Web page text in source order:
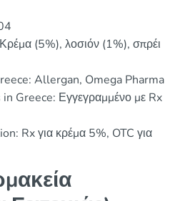
(5%), λοσιόν (1%), σπρέι
Allergan, Omega Pharma
Greece: Εγγεγραμμένο με Rx
Rx για κρέμα 5%, OTC για